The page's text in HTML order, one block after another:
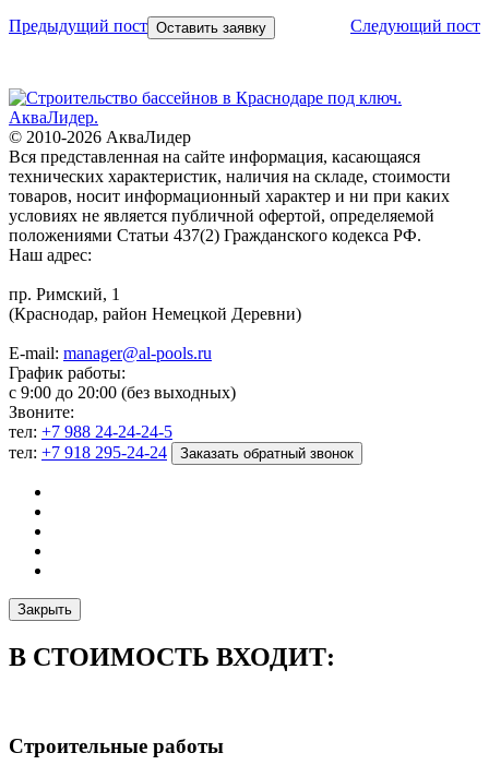
Оставить заявку
Предыдущий пост Следующий пост
© 2010-2026 АкваЛидер
Вся представленная на сайте информация, касающаяся
технических характеристик, наличия на складе, стоимости
товаров, носит информационный характер и ни при каких
условиях не является публичной офертой, определяемой
положениями Статьи 437(2) Гражданского кодекса РФ.
Наш адрес:
пр. Римский, 1
(Краснодар, район Немецкой Деревни)
E-mail: manager@al-pools.ru
График работы:
с 9:00 до 20:00 (без выходных)
Звоните:
тел: +7 988 24-24-24-5
тел: +7 918 295-24-24 Заказать обратный звонок
Закрыть
В СТОИМОСТЬ ВХОДИТ:
Строительные работы